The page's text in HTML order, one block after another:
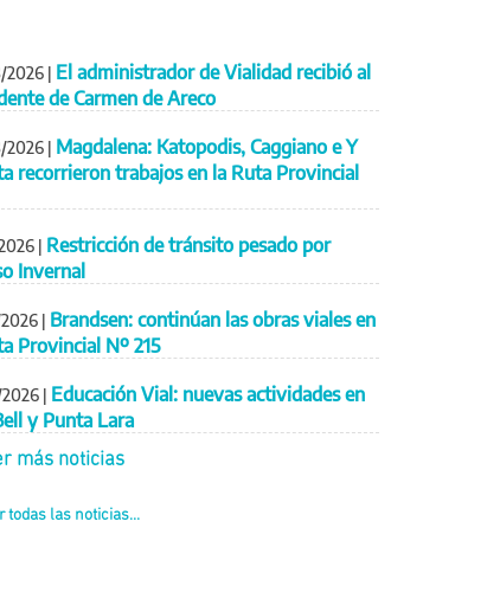
| El administrador de Vialidad recibió al
de Carmen de Areco
| Magdalena: Katopodis, Caggiano e Y
recorrieron trabajos en la Ruta Provincial
| Restricción de tránsito pesado por
Invernal
| Brandsen: continúan las obras viales en
Provincial Nº 215
| Educación Vial: nuevas actividades en
y Punta Lara
más noticias
todas las noticias...